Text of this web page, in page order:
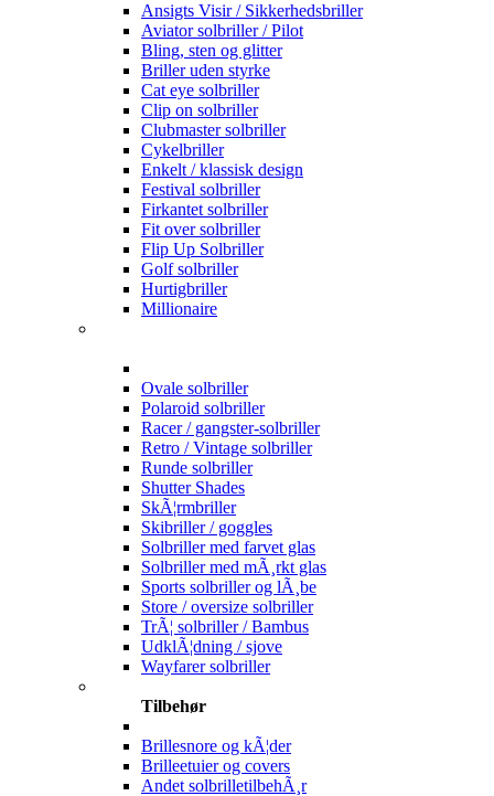
Ansigts Visir / Sikkerhedsbriller
Aviator solbriller / Pilot
Bling, sten og glitter
Briller uden styrke
Cat eye solbriller
Clip on solbriller
Clubmaster solbriller
Cykelbriller
Enkelt / klassisk design
Festival solbriller
Firkantet solbriller
Fit over solbriller
Flip Up Solbriller
Golf solbriller
Hurtigbriller
Millionaire
Ovale solbriller
Polaroid solbriller
Racer / gangster-solbriller
Retro / Vintage solbriller
Runde solbriller
Shutter Shades
SkÃ¦rmbriller
Skibriller / goggles
Solbriller med farvet glas
Solbriller med mÃ¸rkt glas
Sports solbriller og lÃ¸be
Store / oversize solbriller
TrÃ¦ solbriller / Bambus
UdklÃ¦dning / sjove
Wayfarer solbriller
Tilbehør
Brillesnore og kÃ¦der
Brilleetuier og covers
Andet solbrilletilbehÃ¸r